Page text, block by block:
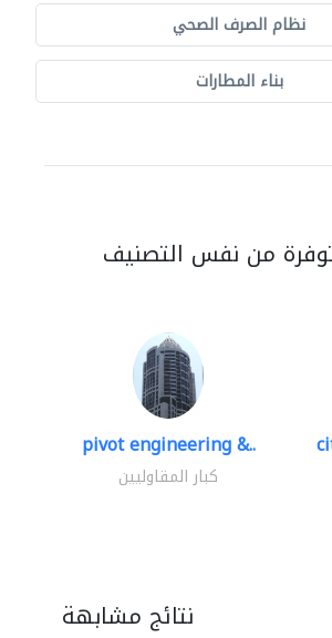
نظام الصرف الصحي
بناء المطارات
من نفس التصنيف
pivot engineering &..
كبار المقاوليين
نتائج مشابهة